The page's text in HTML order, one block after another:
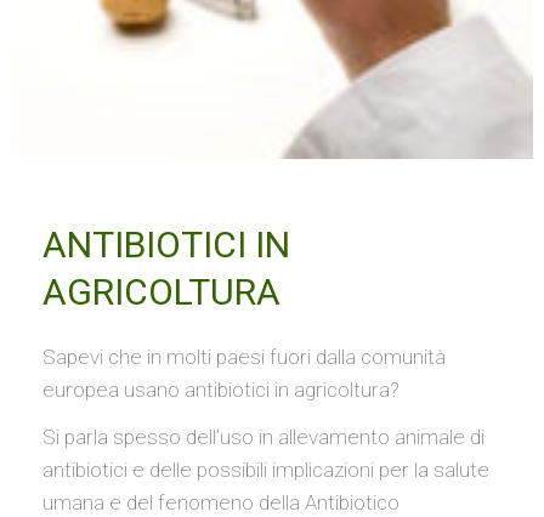
ANTIBIOTICI IN
AGRICOLTURA
Sapevi che in molti paesi fuori dalla comunità
europea usano antibiotici in agricoltura?
Si parla spesso dell’uso in allevamento animale di
antibiotici e delle possibili implicazioni per la salute
umana e del fenomeno della Antibiotico